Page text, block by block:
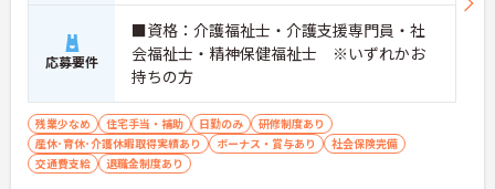
応募要件
■資格：介護福祉士・介護支援専門員・社
会福祉士・精神保健福祉士 ※いずれかお
持ちの方
残業少なめ 住宅手当・補助 日勤のみ
研修制度あり
産休･育休･介護休暇取得実績あり
ボーナス・賞与あり
社会保険完備
交通費支給
退職金制度あり